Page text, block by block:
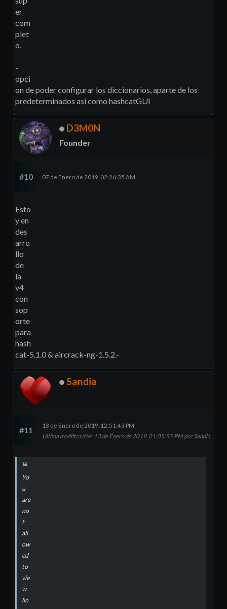
er
com
plet
o,
-
opci
on de poder configurar los diccionarios, aparte de los
predeterminados asi como hashcatGUI
D3M0N
Founder
#10 07 de Enero de 2019, 02:26:35 AM
Esto
y en
des
arro
llo
de
la
v4
con
sop
orte
para
hash
cat-5.1.0 & aircrack-ng-1.5.2.-
Sandia
#11
13 de Enero de 2019, 12:51:43 PM
Ultima modificación: 13 de Enero de 2019, 01:05:55 PM por Sandia
Yo
u
are
no
t
all
ow
ed
to
vie
w
lin